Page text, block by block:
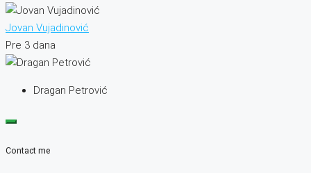
Jovan Vujadinović
Pre 3 dana
Dragan Petrović
Contact me